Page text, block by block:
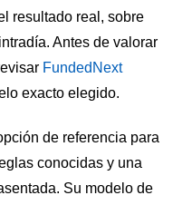
resultado real, sobre
Antes de valorar
FundedNext
exacto elegido.
de referencia para
conocidas y una
Su modelo de